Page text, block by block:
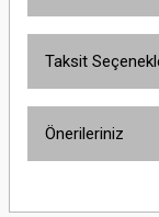
Taksit
Önerileriniz
yetersiz gördüğünüz